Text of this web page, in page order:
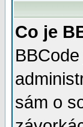
Co je
sám o